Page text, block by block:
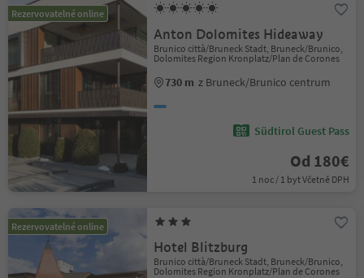
Rezervovatelné online
Anton Dolomites Hideaway
Brunico città/Bruneck Stadt, Bruneck/Brunico,
Dolomites Region Kronplatz/Plan de Corones
730 m z Bruneck/Brunico centrum
Südtirol Guest Pass
Od 180€
1 noc / 1 byt Včetně DPH
Rezervovatelné online
Hotel Blitzburg
Brunico città/Bruneck Stadt, Bruneck/Brunico,
Dolomites Region Kronplatz/Plan de Corones